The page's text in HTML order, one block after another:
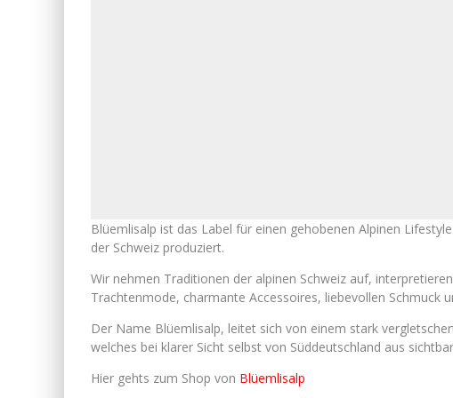
Blüemlisalp ist das Label für einen gehobenen Alpinen
der Schweiz produziert.
Wir nehmen Traditionen der alpinen Schweiz auf,
Trachtenmode, charmante Accessoires, liebevollen Schmuck
Der Name Blüemlisalp, leitet sich von einem stark
welches bei klarer Sicht selbst von Süddeutschland aus
Hier gehts zum Shop von Blüemlisalp